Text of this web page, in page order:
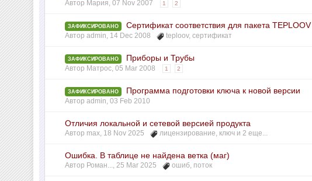
Автор Мария,07 Nov 2007 1 2
ЗАФИКСИРОВАНО Сертификат соответствия для пакета TEPLOOV
Авторadmin, 14 Dec 2008 teploov,сертификат
ЗАФИКСИРОВАНО Приборы и Трубы
Автор Матрос,05 Mar 2008 1 2
ЗАФИКСИРОВАНО Программа подготовки ключа к новой версии
Авторadmin,03 Feb 2010
Отличия локальной и сетевой версией продукта
Автор max, 18 Nov 2025 лицензирование, ключ и 2 еще...
Ошибка. В таблице не найдена ветка (маг)
Автор Роман...,25 Mar 2025 ошиб, поток